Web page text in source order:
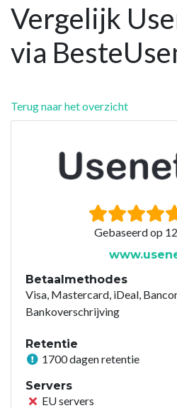
Vergelijk
via
Terug naar het overzicht
Gebaseerd op
Betaalmethodes
Visa, Mastercard, iDeal,
Bankoverschrijving
Retentie
1700 dagen retentie
Servers
EU servers